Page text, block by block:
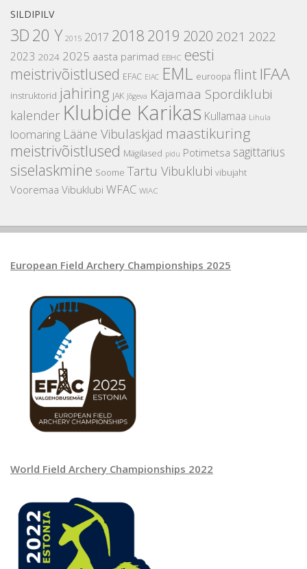
SILDIPILV
3D20 Y 2015 2017 2018 2019 2020 2021 2022
2023 2024 2025 aasta parimad EBHC eesti
meistrivõistlused EFAC EIAC EML euroopa flint IFAA
instruktorid jahiring JAK Jõgeva Kajamaa Spordiklubi
kalender Klubide Karikas Kullamaa Lihula
loomaring Lääne Vibulaskjad maastikuring
meistrivõistlused Mägilased pidu Potimetsa sagittarius
siselaskmine Soome Tartu Vibuklubi vibujaht
Vooremaa Vibuklubi WFAC WIAC
European Field Archery Championships 2025
World Field Archery Championships 2022